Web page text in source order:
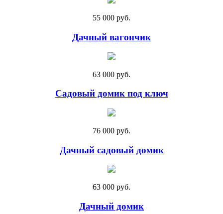
55 000 руб.
Дачный вагончик
63 000 руб.
Садовый домик под ключ
76 000 руб.
Дачный садовый домик
63 000 руб.
Дачный домик